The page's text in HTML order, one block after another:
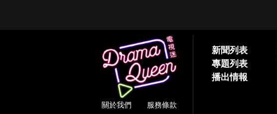
關於我們
服務條款
新聞列表
專題列表
播出情報